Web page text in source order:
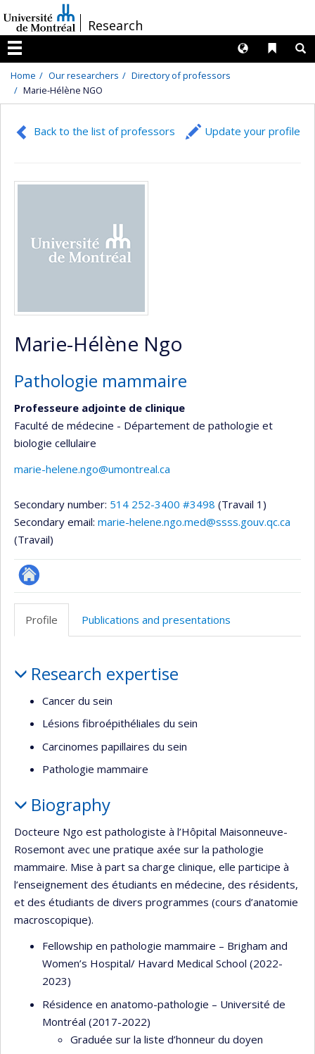
au
contenu
/Research
Menu
Liens
Langues
Home Our researchers
Directory of professors
Marie-Hélène NGO
Back to the list of professors Update your profile
Marie-Hélène Ngo
Pathologie mammaire
Professeure adjointe de clinique
Faculté de médecine - Département de pathologie et
biologie cellulaire
marie-helene.ngo@umontreal.ca
Secondary number: 514 252-3400 #3498 (Travail 1)
Secondary email: marie-helene.ngo.med@ssss.gouv.qc.ca
(Travail)
Autre
Profile Publications and presentations
Research expertise
Cancer du sein
Lésions fibroépithéliales du sein
Carcinomes papillaires du sein
Pathologie mammaire
Biography
Docteure Ngo est pathologiste à l’Hôpital Maisonneuve-
Rosemont avec une pratique axée sur la pathologie
mammaire. Mise à part sa charge clinique, elle participe à
l’enseignement des étudiants en médecine, des résidents,
et des étudiants de divers programmes (cours d’anatomie
macroscopique).
Fellowship en pathologie mammaire – Brigham and
Women’s Hospital/ Havard Medical School (2022-
2023)
Résidence en anatomo-pathologie – Université de
Montréal (2017-2022)
Graduée sur la liste d’honneur du doyen